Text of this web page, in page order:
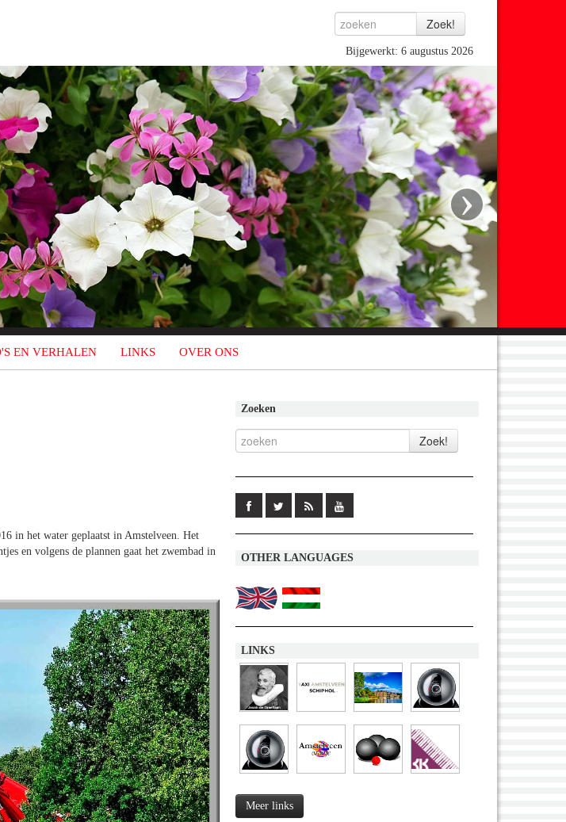
Bijgewerkt: 6 augustus 2026
›
EN VERHALEN LINKS OVER ONS
in het water geplaatst in Amstelveen. Het
en volgens de plannen gaat het zwembad in
Zoeken
OTHER LANGUAGES
LINKS
Meer links